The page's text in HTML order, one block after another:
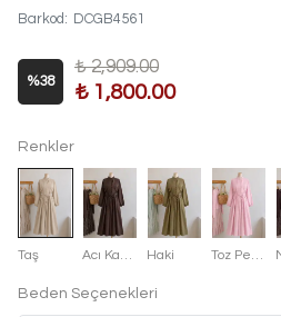
Barkod : DCGB4561
%38
₺ 2,909.00
₺ 1,800.00
Renkler
Taş Haki
Beden Seçenekleri